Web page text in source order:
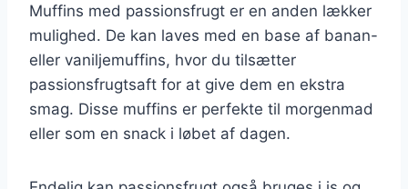
Muffins med passionsfrugt er en anden lækker
mulighed. De kan laves med en base af banan-
eller vaniljemuffins, hvor du tilsætter
passionsfrugtsaft for at give dem en ekstra
smag. Disse muffins er perfekte til morgenmad
eller som en snack i løbet af dagen.